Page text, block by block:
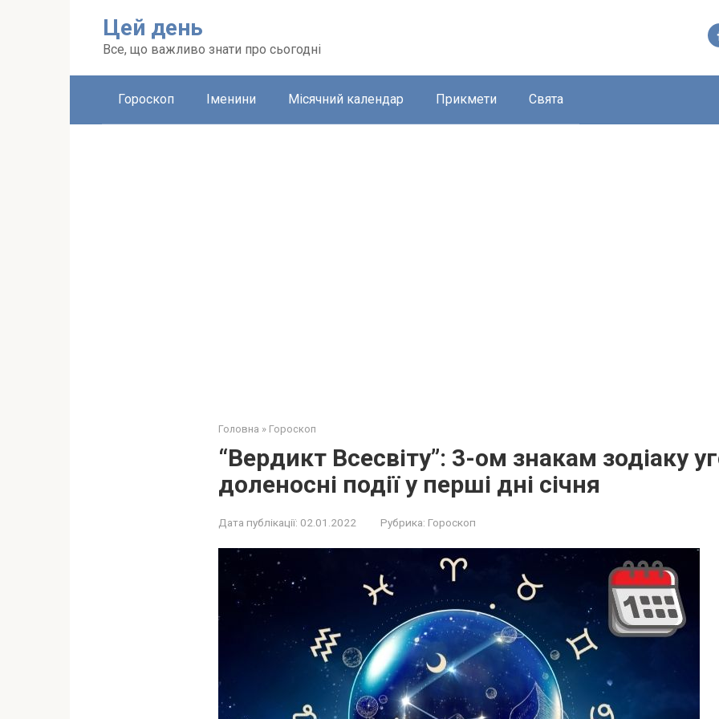
Цей день
Все, що важливо знати про сьогодні
Гороскоп Іменини Місячний календар Прикмети Свята
Головна » Гороскоп
“Вердикт Всесвіту”: 3-ом знакам зодіаку
доленосні події у перші дні січня
Дата публікації: 02.01.2022 Рубрика: Гороскоп